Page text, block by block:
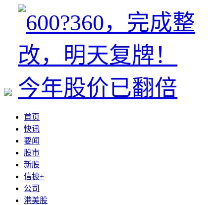
首页
快讯
要闻
股市
新股
信披+
公司
港美股